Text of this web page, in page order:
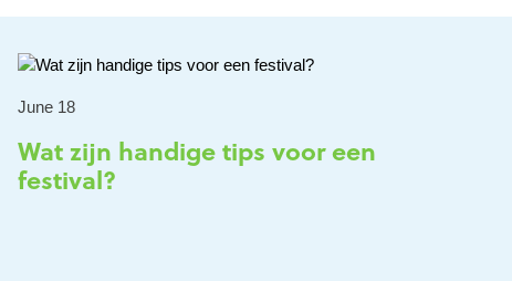
June 18
Wat zijn handige tips voor een
festival?